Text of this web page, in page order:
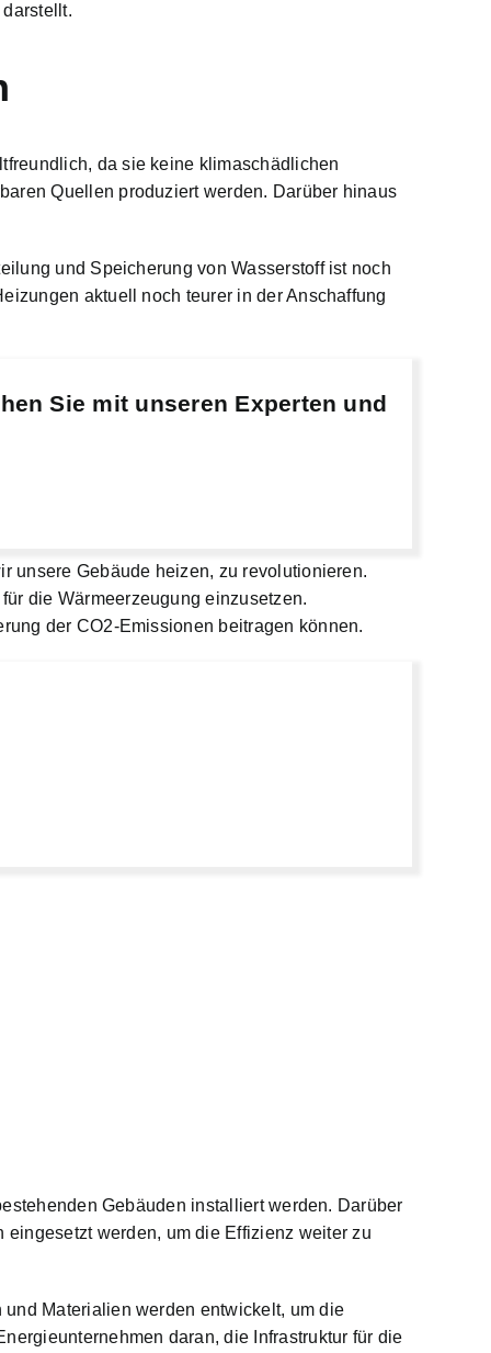
da sie keine klimaschädlichen
Quellen produziert werden. Darüber hinaus
und Speicherung von Wasserstoff ist noch
aktuell noch teurer in der Anschaffung
Sie mit unseren Experten und
unsere Gebäude heizen, zu revolutionieren.
die Wärmeerzeugung einzusetzen.
der CO2-Emissionen beitragen können.
Gebäuden installiert werden. Darüber
werden, um die Effizienz weiter zu
Materialien werden entwickelt, um die
daran, die Infrastruktur für die